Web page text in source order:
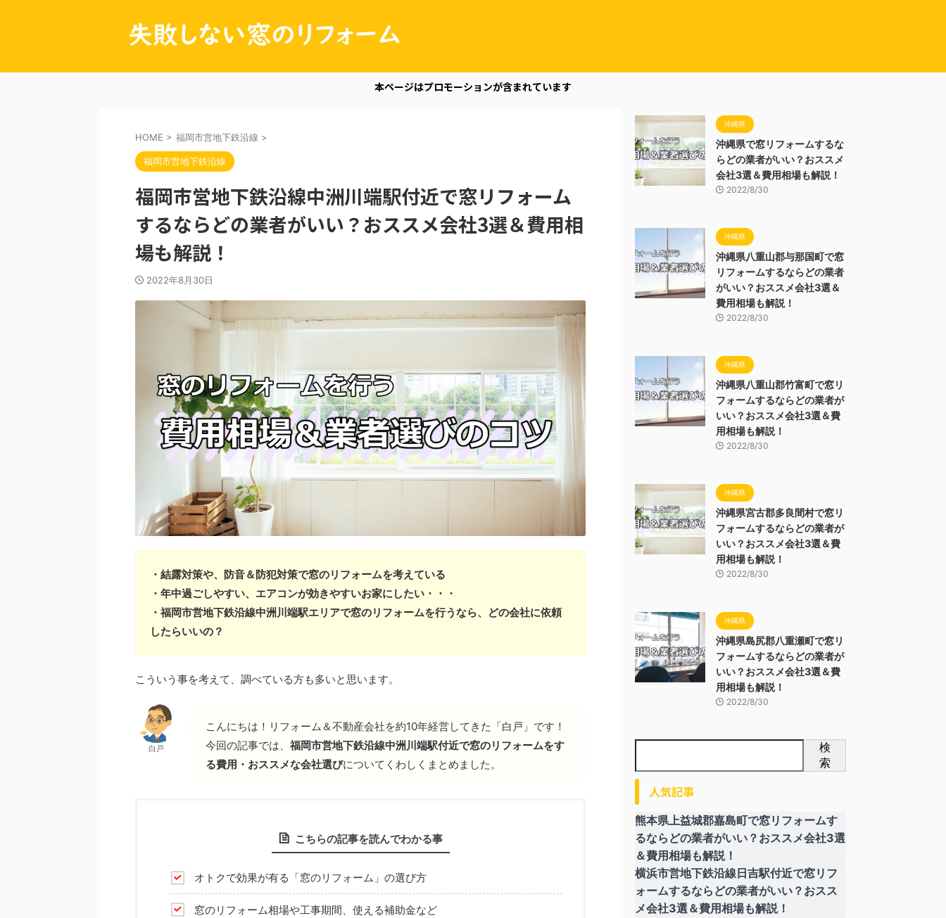
本ページはプロモーションが含まれています
HOME > 福岡市営地下鉄沿線 >
福岡市営地下鉄沿線
福岡市営地下鉄沿線中洲川端駅付近で窓リフォーム
するならどの業者がいい？おススメ会社3選＆費用相
場も解説！
2022年8月30日
・結露対策や、防音＆防犯対策で窓のリフォームを考えている
・年中過ごしやすい、エアコンが効きやすいお家にしたい・・・
・福岡市営地下鉄沿線中洲川端駅エリアで窓のリフォームを行うなら、どの会社に依頼
したらいいの？
こういう事を考えて、調べている方も多いと思います。
白戸
こんにちは！リフォーム＆不動産会社を約10年経営してきた「白戸」です！
今回の記事では、 福岡市営地下鉄沿線中洲川端駅付近で窓のリフォームをす
る費用・おススメな会社選びについてくわしくまとめました。
こちらの記事を読んでわかる事
オトクで効果が有る「窓のリフォーム」の選び方
窓のリフォーム相場や工事期間、使える補助金など
沖縄県
沖縄県で窓リフォームするな
らどの業者がいい？おススメ
会社3選＆費用相場も解説！
2022/8/30
沖縄県
沖縄県八重山郡与那国町で窓
リフォームするならどの業者
がいい？おススメ会社3選＆
費用相場も解説！
2022/8/30
沖縄県
沖縄県八重山郡竹富町で窓リ
フォームするならどの業者が
いい？おススメ会社3選＆費
用相場も解説！
2022/8/30
沖縄県
沖縄県宮古郡多良間村で窓リ
フォームするならどの業者が
いい？おススメ会社3選＆費
用相場も解説！
2022/8/30
沖縄県
沖縄県島尻郡八重瀬町で窓リ
フォームするならどの業者が
いい？おススメ会社3選＆費
用相場も解説！
2022/8/30
検
索
人気記事
熊本県上益城郡嘉島町で窓リフォームす
るならどの業者がいい？おススメ会社3選
＆費用相場も解説！
横浜市営地下鉄沿線日吉駅付近で窓リフ
ォームするならどの業者がいい？おスス
メ会社3選＆費用相場も解説！